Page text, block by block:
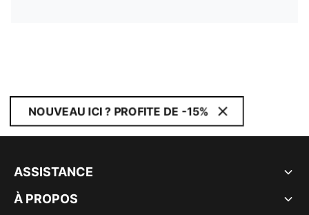
NOUVEAU ICI ? PROFITE DE -15%
ASSISTANCE
À PROPOS